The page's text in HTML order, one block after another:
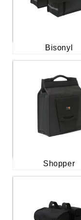
Bisonyl
Shopper